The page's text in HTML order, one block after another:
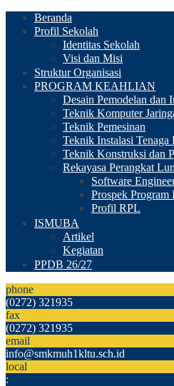
Beranda
Profil Sekolah
Identitas Sekolah
Visi dan Misi
Struktur Organisasi
PROGRAM KEAHLIAN
Desain Pemodelan dan
Teknik Komputer
Teknik Pemesinan
Teknik Instalasi Tenaga
Teknik Konstruksi dan
Rekayasa Perangkat
Software
Prospek
Profil RPL
ISMUBA
Artikel
Kegiatan
PPDB 26/27
phone
(0272) 321935
fax
(0272) 321935
email
info@smkmuh1kltu.sch.id
local
: